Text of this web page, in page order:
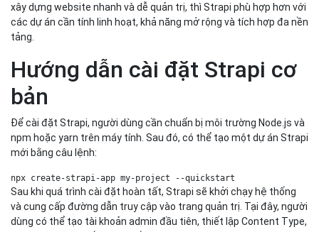
xây dựng website nhanh và dễ quản trị, thì Strapi phù hợp hơn với
các dự án cần tính linh hoạt, khả năng mở rộng và tích hợp đa nền
tảng.
Hướng dẫn cài đặt Strapi cơ
bản
Để cài đặt Strapi, người dùng cần chuẩn bị môi trường Node.js và
npm hoặc yarn trên máy tính. Sau đó, có thể tạo một dự án Strapi
mới bằng câu lệnh:
npx create-strapi-app my-project --quickstart
Sau khi quá trình cài đặt hoàn tất, Strapi sẽ khởi chạy hệ thống
và cung cấp đường dẫn truy cập vào trang quản trị. Tại đây, người
dùng có thể tạo tài khoản admin đầu tiên, thiết lập Content Type,